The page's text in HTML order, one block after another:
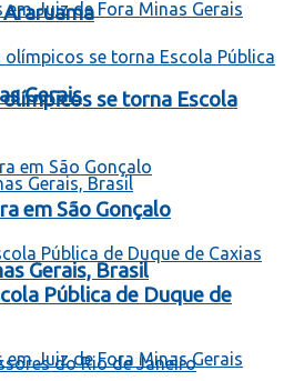
Gerais
Gerais, Brasil
Araruama
se torna Escola
em São Gonçalo
Pública de Duque de